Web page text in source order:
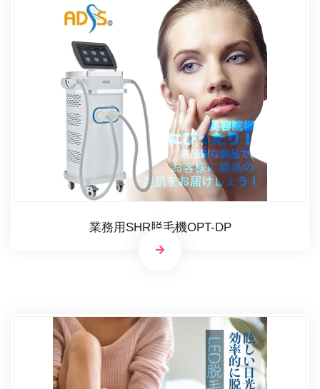
業務用SHR脱毛機OPT-DP